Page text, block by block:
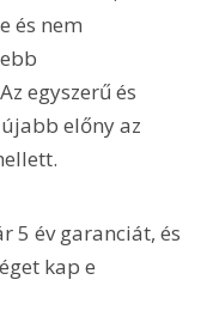
és nem
egyszerű és
előny az
5 év garanciát, és
kap e